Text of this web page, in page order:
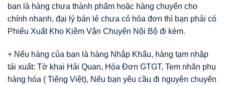
bạn là hàng chưa thành phẩm hoặc hàng chuyển cho
chính nhanh, đại lý bán lẻ chưa có hóa đơn thì bạn phải có
Phiếu Xuất Kho Kiêm Vận Chuyển Nội Bộ đi kèm.
+ Nếu hàng của bạn là hàng Nhập Khẩu, hàng tạm nhập
tái xuất: Tờ khai Hải Quan, Hóa Đơn GTGT, Tem nhãn phụ
hàng hóa ( Tiếng Việt), Nếu bạn yêu cầu đi nguyên chuyến